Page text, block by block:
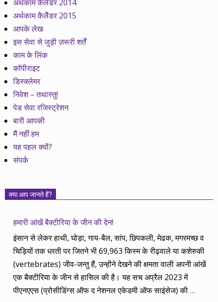
अर्थकाम कैलेंडर 2014
अर्थकाम कैलेेंडर 2015
आपके लेख
इस सेवा से जुड़ी ज़रूरी शर्तें
काम के लिंक
कॉपीराइट
डिस्क्लेमर
निवेश – तथास्तु!
पेड सेवा रजिस्ट्रेशन
बारी आपकी
मैं नहीं हम
यह पहल क्यों?
संपर्क
क्या आप जानते हैं?
हमारी आंखें बैक्टीरिया के जीन की देन!
इंसान से लेकर हाथी, घोड़ा, गाय-बैल, सांप, छिपकली, मेढक, मगरमच्छ व
चिड़ियों तक धरती पर जितने भी 69,963 किस्म के रीढ़वाले या कशेरुकी
(vertebrates) जीव-जन्तु हैं, उन्होंने देखने की क्षमता वाली अपनी आंखें
एक बैक्टीरिया के जीन से हासिल की है। यह सच अप्रैल 2023 में
पीएनएएस (प्रोसीडिंग्स ऑफ द नेशनल एकेडमी ऑफ साइंसेज) की…